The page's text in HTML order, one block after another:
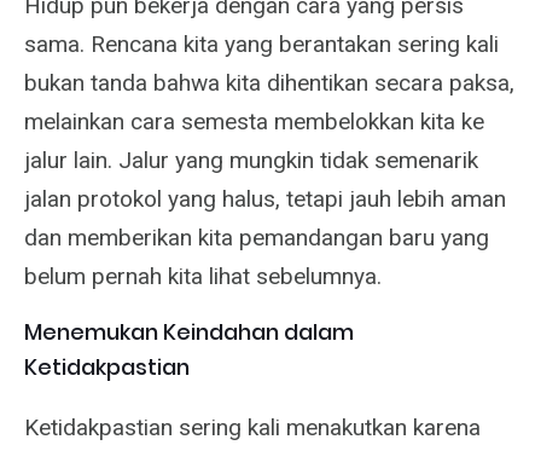
sama. Rencana kita yang berantakan sering kali
bukan tanda bahwa kita dihentikan secara paksa,
melainkan cara semesta membelokkan kita ke
jalur lain. Jalur yang mungkin tidak semenarik
jalan protokol yang halus, tetapi jauh lebih aman
dan memberikan kita pemandangan baru yang
belum pernah kita lihat sebelumnya.
Menemukan Keindahan dalam
Ketidakpastian
Ketidakpastian sering kali menakutkan karena